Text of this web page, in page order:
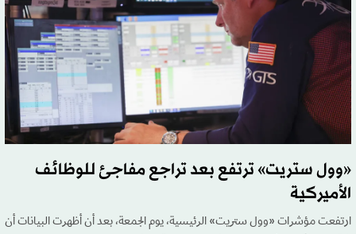
«وول ستريت» ترتفع بعد تراجع مفاجئ للوظائف
الأميركية
ارتفعت مؤشرات «وول ستريت» الرئيسية، يوم الجمعة، بعد أن أظهرت البيانات أن